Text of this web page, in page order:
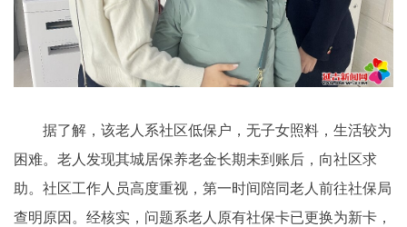
据了解，该老人系社区低保户，无子女照料，生活较为
困难。老人发现其城居保养老金长期未到账后，向社区求
助。社区工作人员高度重视，第一时间陪同老人前往社保局
查明原因。经核实，问题系老人原有社保卡已更换为新卡，